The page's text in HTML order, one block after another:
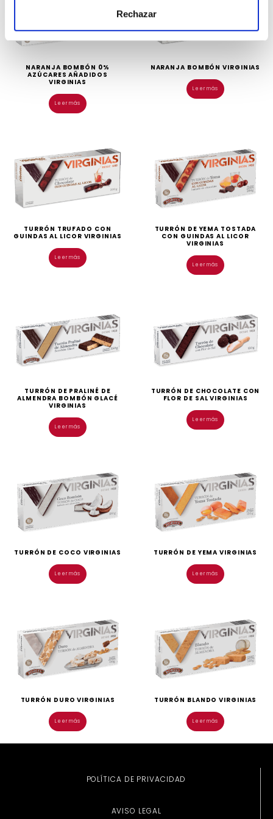
Rechazar
NARANJA BOMBÓN 0%
AZÚCARES AÑADIDOS
VIRGINIAS
Leer más
NARANJA BOMBÓN VIRGINIAS
Leer más
TURRÓN TRUFADO CON
GUINDAS AL LICOR VIRGINIAS
Leer más
TURRÓN DE YEMA TOSTADA
CON GUINDAS AL LICOR
VIRGINIAS
Leer más
TURRÓN DE PRALINÉ DE
ALMENDRA BOMBÓN GLACÉ
VIRGINIAS
Leer más
TURRÓN DE CHOCOLATE CON
FLOR DE SAL VIRGINIAS
Leer más
TURRÓN DE COCO VIRGINIAS
Leer más
TURRÓN DE YEMA VIRGINIAS
Leer más
TURRÓN DURO VIRGINIAS
Leer más
TURRÓN BLANDO VIRGINIAS
Leer más
POLÍTICA DE PRIVACIDAD
AVISO LEGAL